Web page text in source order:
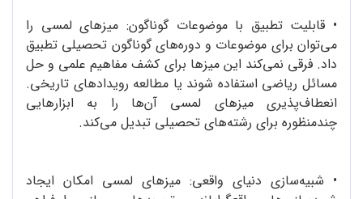
• قابلیت تطبیق با موضوعات گوناگون: میزهای لمسی را
می‌توان برای موضوعات و دوره‌های گوناگون تحصیلی تطبیق
داد. فرقی نمی‌کند این میزها برای کشف مفاهیم علمی و حل
مسائل ریاضی استفاده شوند یا مطالعه رویدادهای تاریخی.
انعطاف‌پذیری میزهای لمسی آن‌ها را به ابزارهایی
چندمنظوره برای رشته‌های تحصیلی تبدیل می‌کند.
• شبیه‌سازی دنیای واقعی: میزهای لمسی امکان ایجاد